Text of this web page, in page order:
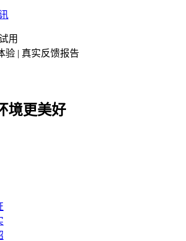
用
验 | 真实反馈报告
境更美好